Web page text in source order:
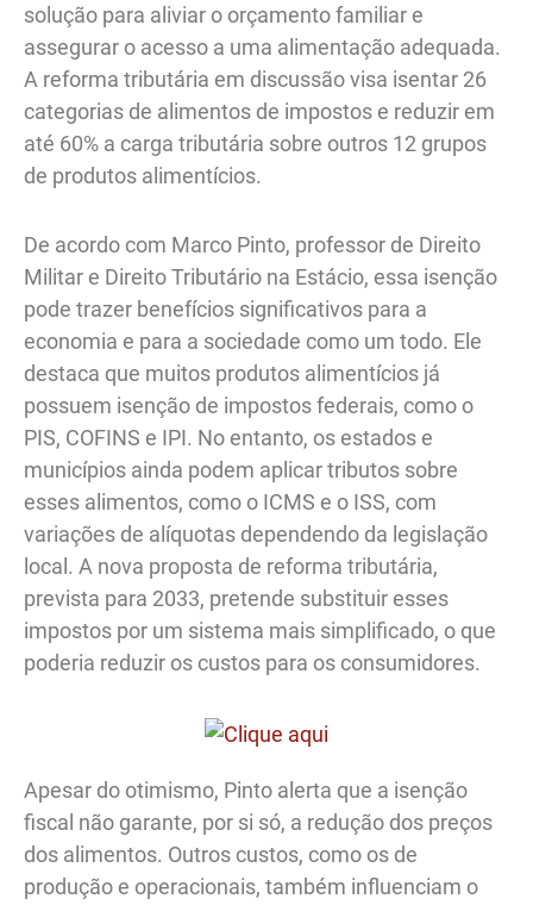
solução para aliviar o orçamento familiar e
assegurar o acesso a uma alimentação adequada.
A reforma tributária em discussão visa isentar 26
categorias de alimentos de impostos e reduzir em
até 60% a carga tributária sobre outros 12 grupos
de produtos alimentícios.
De acordo com Marco Pinto, professor de Direito
Militar e Direito Tributário na Estácio, essa isenção
pode trazer benefícios significativos para a
economia e para a sociedade como um todo. Ele
destaca que muitos produtos alimentícios já
possuem isenção de impostos federais, como o
PIS, COFINS e IPI. No entanto, os estados e
municípios ainda podem aplicar tributos sobre
esses alimentos, como o ICMS e o ISS, com
variações de alíquotas dependendo da legislação
local. A nova proposta de reforma tributária,
prevista para 2033, pretende substituir esses
impostos por um sistema mais simplificado, o que
poderia reduzir os custos para os consumidores.
Apesar do otimismo, Pinto alerta que a isenção
fiscal não garante, por si só, a redução dos preços
dos alimentos. Outros custos, como os de
produção e operacionais, também influenciam o